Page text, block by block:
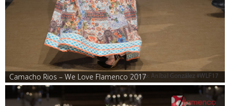
Camacho Rios – We Love Flamenco 2017